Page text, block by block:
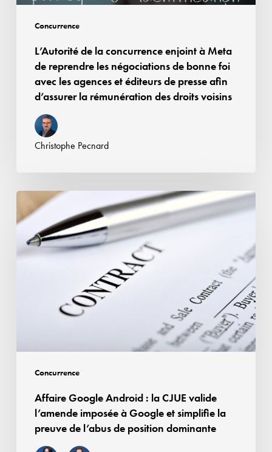
Concurrence
les
négociations
bonne
agences
presse
afin
d’assurer
rémunération
L’Autorité de la concurrence enjoint à Meta
de reprendre les négociations de bonne foi
avec les agences et éditeurs de presse afin
d’assurer la rémunération des droits voisins
Christophe Pecnard
Concurrence
Google
Android
:
à
Google
simplifie
preuve
Affaire Google Android : la CJUE valide
l’amende imposée à Google et simplifie la
preuve de l’abus de position dominante